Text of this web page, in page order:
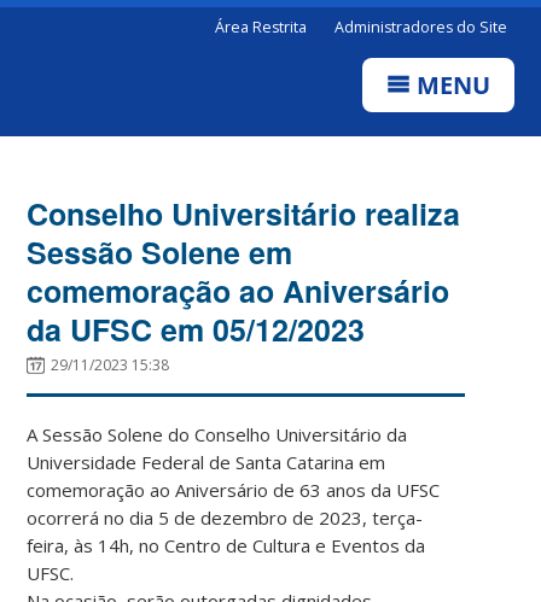
Área Restrita Administradores do Site
MENU
Conselho Universitário realiza
Sessão Solene em
comemoração ao Aniversário
da UFSC em 05/12/2023
29/11/2023 15:38
A Sessão Solene do Conselho Universitário da
Universidade Federal de Santa Catarina em
comemoração ao Aniversário de 63 anos da UFSC
ocorrerá no dia 5 de dezembro de 2023, terça-
feira, às 14h, no Centro de Cultura e Eventos da
UFSC.